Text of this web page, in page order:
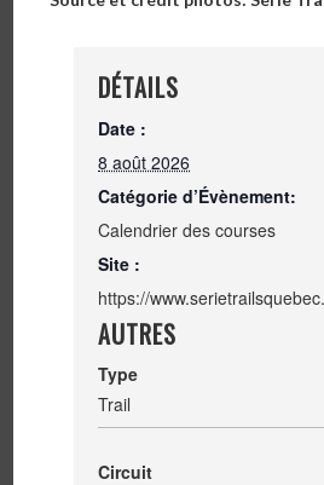
DÉTAILS
Date :
8 août 2026
Catégorie d’Évènement:
Calendrier des courses
Site :
https://
AUTRES
Type
Trail
Circuit